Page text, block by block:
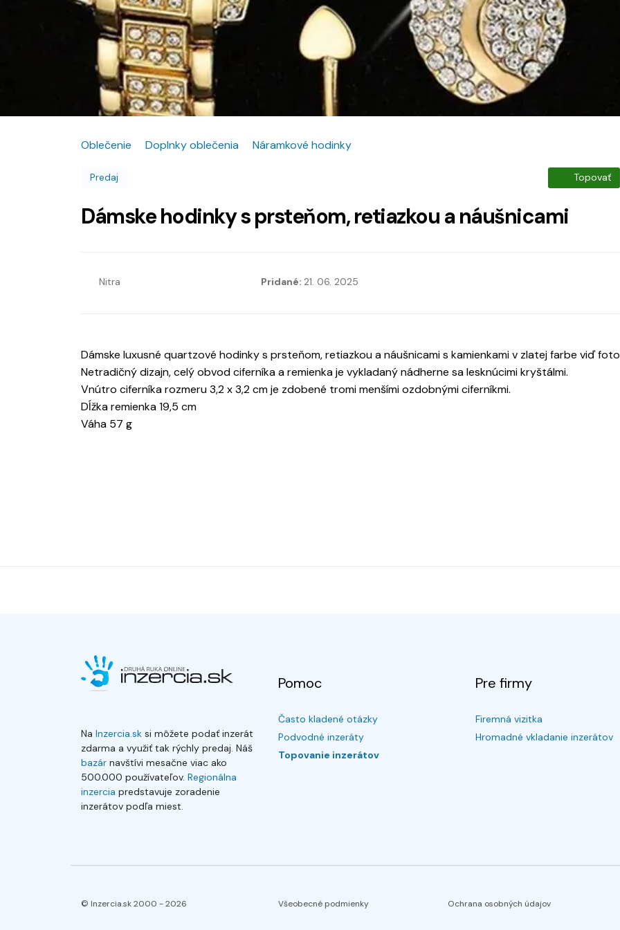
Oblečenie Doplnky oblečenia Náramkové hodinky
Predaj Topovať
Dámske hodinky s prsteňom, retiazkou a náušnicami
Nitra Pridané: 21. 06. 2025
Dámske luxusné quartzové hodinky s prsteňom, retiazkou a náušnicami s kamienkami v zlatej farbe viď foto
Netradičný dizajn, celý obvod ciferníka a remienka je vykladaný nádherne sa lesknúcimi kryštálmi.
Vnútro ciferníka rozmeru 3,2 x 3,2 cm je zdobené tromi menšími ozdobnými ciferníkmi.
Dĺžka remienka 19,5 cm
Váha 57 g
Na Inzercia.sk si môžete podať inzerát
zdarma a využiť tak rýchly predaj. Náš
bazár navštívi mesačne viac ako
500.000 používateľov. Regionálna
inzercia predstavuje zoradenie
inzerátov podľa miest.
Pomoc
Často kladené otázky
Podvodné inzeráty
Topovanie inzerátov
Pre firmy
Firemná vizitka
Hromadné vkladanie inzerátov
© Inzercia.sk 2000 -2026 Všeobecné podmienky Ochrana osobných údajov